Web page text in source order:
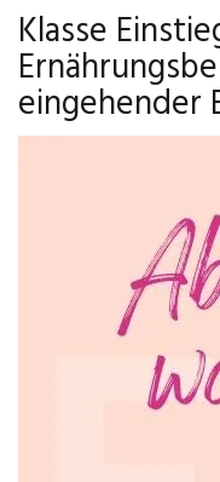
Klasse
eingehender